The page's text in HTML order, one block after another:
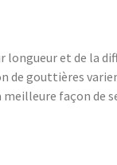
et de la
gouttières
façon de